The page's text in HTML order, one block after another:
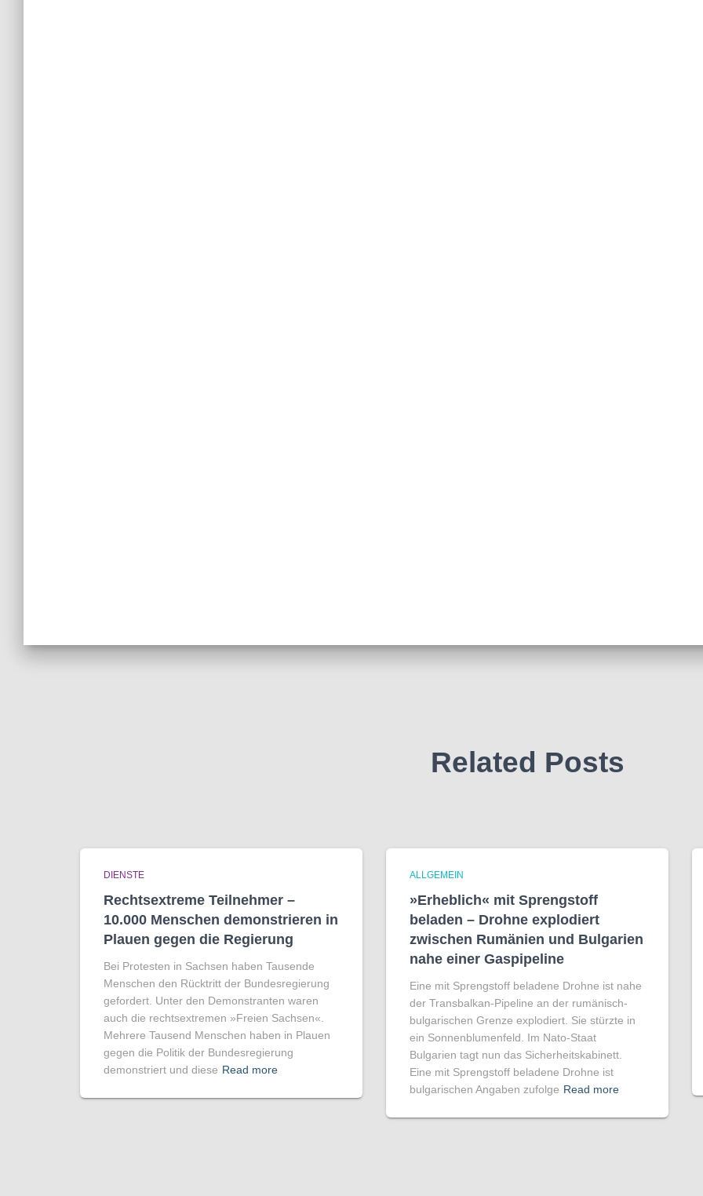
Related Posts
DIENSTE
Rechtsextreme Teilnehmer –
10.000 Menschen demonstrieren in
Plauen gegen die Regierung
Bei Protesten in Sachsen haben Tausende
Menschen den Rücktritt der Bundesregierung
gefordert. Unter den Demonstranten waren
auch die rechtsextremen »Freien Sachsen«.
Mehrere Tausend Menschen haben in Plauen
gegen die Politik der Bundesregierung
demonstriert und diese Read more
ALLGEMEIN
»Erheblich« mit Sprengstoff
beladen – Drohne explodiert
zwischen Rumänien und Bulgarien
nahe einer Gaspipeline
Eine mit Sprengstoff beladene Drohne ist nahe
der Transbalkan-Pipeline an der rumänisch-
bulgarischen Grenze explodiert. Sie stürzte in
ein Sonnenblumenfeld. Im Nato-Staat
Bulgarien tagt nun das Sicherheitskabinett.
Eine mit Sprengstoff beladene Drohne ist
bulgarischen Angaben zufolge Read more